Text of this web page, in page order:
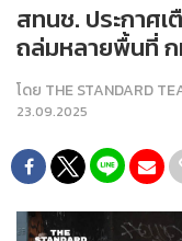
สทนช. ประกาศ
ถล่มหลายพื้นที่ ก
โดย THE STANDARD
23.09.2025